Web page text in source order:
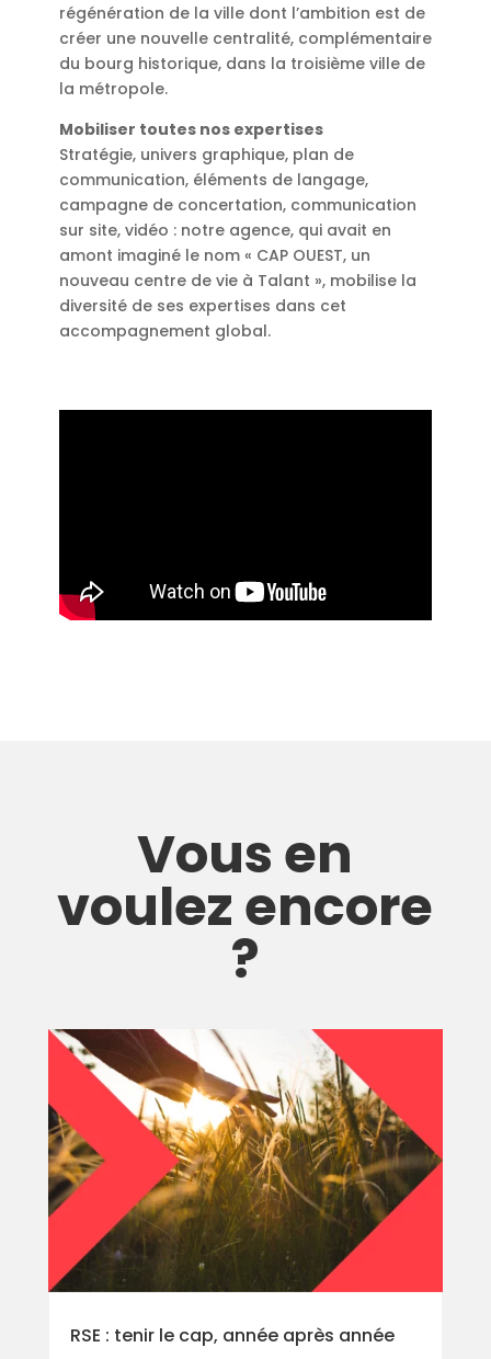
régénération de la ville dont l’ambition est de
créer une nouvelle centralité, complémentaire
du bourg historique, dans la troisième ville de
la métropole.
Mobiliser toutes nos expertises
Stratégie, univers graphique, plan de
communication, éléments de langage,
campagne de concertation, communication
sur site, vidéo : notre agence, qui avait en
amont imaginé le nom « CAP OUEST, un
nouveau centre de vie à Talant », mobilise la
diversité de ses expertises dans cet
accompagnement global.
Vous en
voulez encore
?
RSE : tenir le cap, année après année